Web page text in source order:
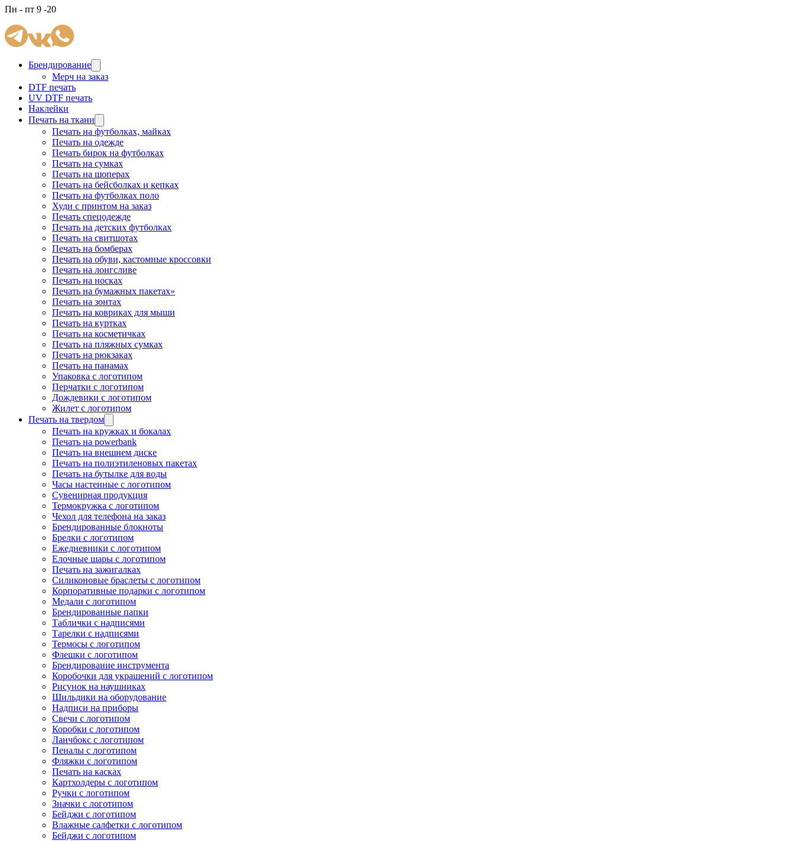
Пн - пт 9 -20
Брендирование
Мерч на заказ
DTF печать
UV DTF печать
Наклейки
Печать на ткани
Печать на футболках, майках
Печать на одежде
Печать бирок на футболках
Печать на сумках
Печать на шоперах
Печать на бейсболках и кепках
Печать на футболках поло
Худи с принтом на заказ
Печать спецодежде
Печать на детских футболках
Печать на свитшотах
Печать на бомберах
Печать на обуви, кастомные кроссовки
Печать на лонгсливе
Печать на носках
Печать на бумажных пакетах»
Печать на зонтах
Печать на ковриках для мыши
Печать на куртках
Печать на косметичках
Печать на пляжных сумках
Печать на рюкзаках
Печать на панамах
Упаковка с логотипом
Перчатки с логотипом
Дождевики с логотипом
Жилет с логотипом
Печать на твердом
Печать на кружках и бокалах
Печать на powerbank
Печать на внешнем диске
Печать на полиэтиленовых пакетах
Печать на бутылке для воды
Часы настенные с логотипом
Сувенирная продукция
Термокружка с логотипом
Чехол для телефона на заказ
Брендированные блокноты
Брелки с логотипом
Ежедневники с логотипом
Елочные шары с логотипом
Печать на зажигалках
Силиконовые браслеты с логотипом
Корпоративные подарки с логотипом
Медали с логотипом
Брендированные папки
Таблички с надписями
Тарелки с надписями
Термосы с логотипом
Флешки с логотипом
Брендирование инструмента
Коробочки для украшений с логотипом
Рисунок на наушниках
Шильдики на оборудование
Надписи на приборы
Свечи с логотипом
Коробки с логотипом
Ланчбокс с логотипом
Пеналы с логотипом
Фляжки с логотипом
Печать на касках
Картхолдеры с логотипом
Ручки с логотипом
Значки с логотипом
Бейджи с логотипом
Влажные салфетки с логотипом
Бейджи с логотипом